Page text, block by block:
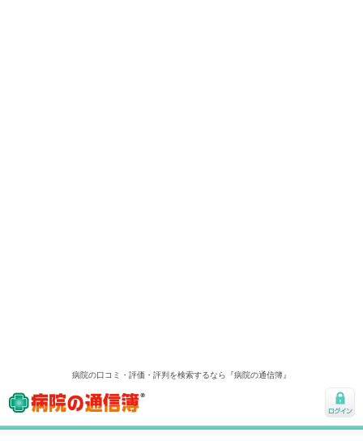
病院の口コミ・評価・評判を検索するなら『病院の通信簿』
病院の通信簿
ログ